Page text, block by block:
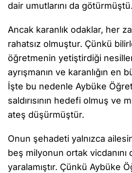
dair umutlarını da götürmüştü.
Ancak karanlık odaklar, her
rahatsız olmuştur. Çünkü
öğretmenin yetiştirdiği
ayrışmanın ve karanlığın en
İşte bu nedenle Aybüke
saldırısının hedefi olmuş ve
ateş düşürmüştür.
Onun şehadeti yalnızca
beş milyonun ortak vicdanını
yaralamıştır. Çünkü Aybüke